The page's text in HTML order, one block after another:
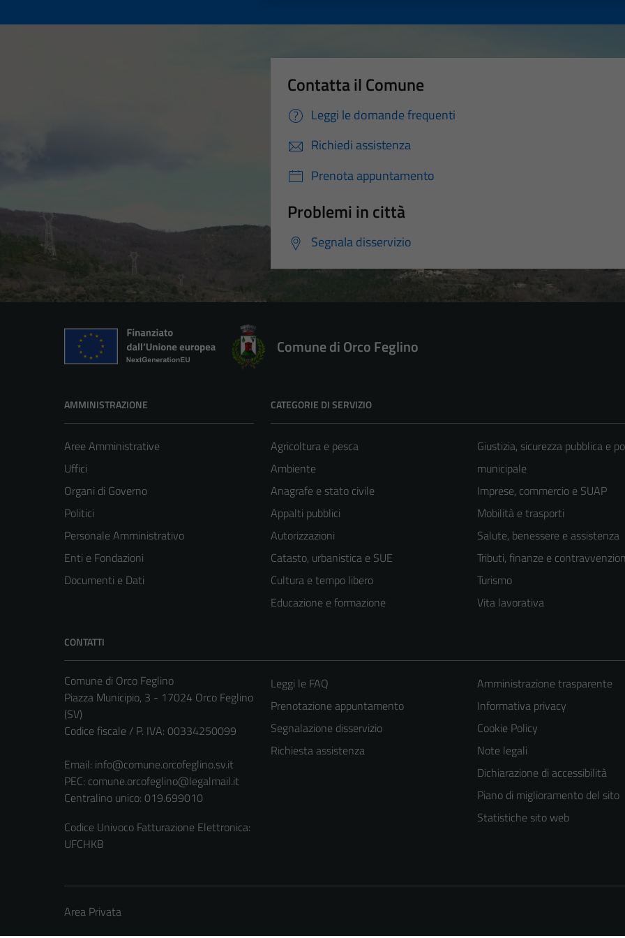
Contatta il Comune
Leggi le domande frequenti
Richiedi assistenza
Prenota appuntamento
Problemi in città
Segnala disservizio
Comune di Orco Feglino
AMMINISTRAZIONE
Aree Amministrative
Uffici
Organi di Governo
Politici
Personale Amministrativo
Enti e Fondazioni
Documenti e Dati
CATEGORIE DI SERVIZIO
Agricoltura e pesca
Ambiente
Anagrafe e stato civile
Appalti pubblici
Autorizzazioni
Catasto, urbanistica e SUE
Cultura e tempo libero
Educazione e formazione
Giustizia, sicurezza pubblica e
municipale
Imprese, commercio e SUAP
Mobilità e trasporti
Salute, benessere e assistenza
Tributi, finanze e
Turismo
Vita lavorativa
CONTATTI
Comune di Orco Feglino
Piazza Municipio, 3 - 17024 Orco Feglino
(SV)
Codice fiscale / P. IVA: 00334250099
Email: info@comune.orcofeglino.sv.it
PEC: comune.orcofeglino@legalmail.it
Centralino unico: 019.699010
Codice Univoco Fatturazione Elettronica:
UFCHKB
Leggi le FAQ
Prenotazione appuntamento
Segnalazione disservizio
Richiesta assistenza
Amministrazione trasparente
Informativa privacy
Cookie Policy
Note legali
Dichiarazione di accessibilità
Piano di miglioramento del sito
Statistiche sito web
Area Privata
Tecnici
Questi cookie
del sito e non